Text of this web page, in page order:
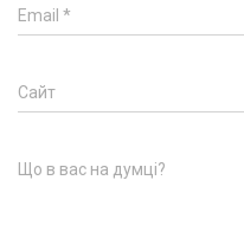
Email *
Сайт
Що в вас на думці?